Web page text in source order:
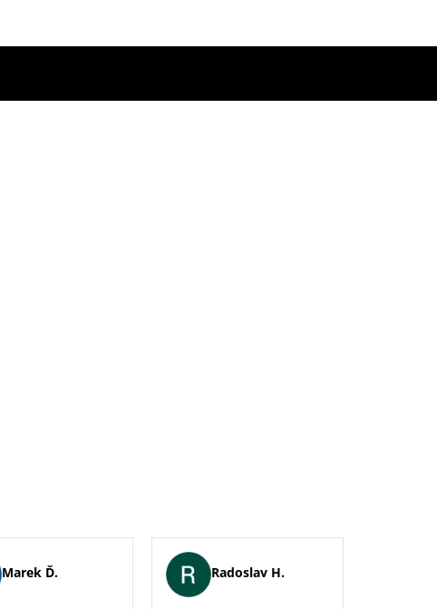
Marek Ď. Radoslav H.